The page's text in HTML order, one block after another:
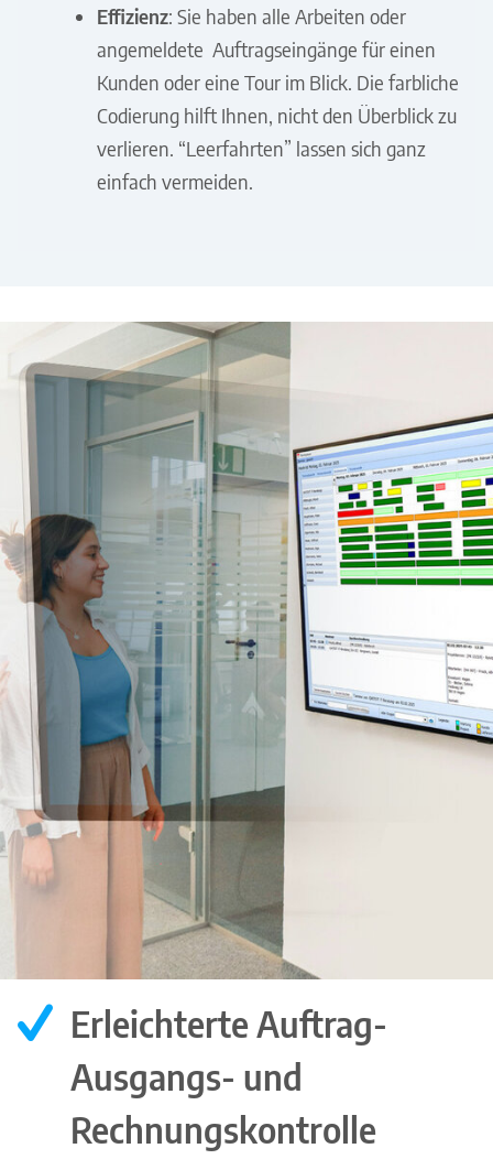
Effizienz: Sie haben alle Arbeiten oder
angemeldete Auftragseingänge für einen
Kunden oder eine Tour im Blick. Die farbliche
Codierung hilft Ihnen, nicht den Überblick zu
verlieren. “Leerfahrten” lassen sich ganz
einfach vermeiden.
Erleichterte Auftrag-
Ausgangs- und
Rechnungskontrolle